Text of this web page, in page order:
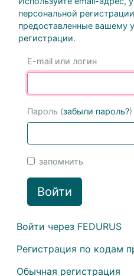
персональной
предоставленные вашему
регистрации.
E-mail или логин
Пароль (забыли пароль?)
запомнить
Войти
Войти через FEDURUS
Регистрация по кодам
Обычная регистрация